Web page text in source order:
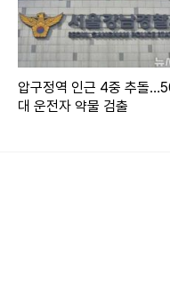
이진욱은 "이건 모두가
"내가 세뇌했다"고 말해
탁재훈이 "김희선, 정채
압구정역 인근 4중 추돌
대 운전자 약물 검출